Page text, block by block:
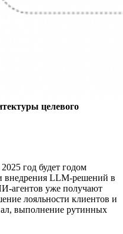
целевого
год будет годом
внедрения LLM-решений в
агентов уже получают
лояльности клиентов и
выполнение рутинных